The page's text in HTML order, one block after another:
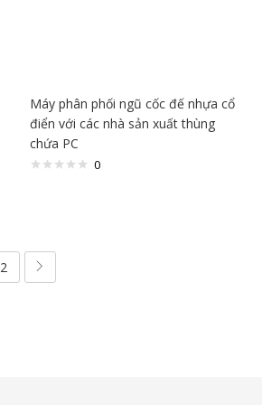
Máy phân phối ngũ cốc đế nhựa cổ
điển với các nhà sản xuất thùng
chứa PC
0
2